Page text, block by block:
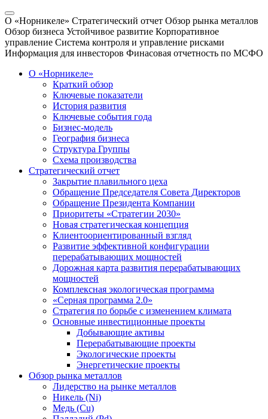
О «Норникеле» Стратегический отчет Обзор рынка металлов
Обзор бизнеса Устойчивое развитие Корпоративное
управление Система контроля и управление рисками
Информация для инвесторов Финасовая отчетность по МСФО
О «Норникеле»
Краткий обзор
Ключевые показатели
История развития
Ключевые события года
Бизнес-модель
География бизнеса
Структура Группы
Схема производства
Стратегический отчет
Закрытие плавильного цеха
Обращение Председателя Совета Директоров
Обращение Президента Компании
Приоритеты «Стратегии 2030»
Новая стратегическая концепция
Клиентоориентированный взгляд
Развитие эффективной конфигурации
перерабатывающих мощностей
Дорожная карта развития перерабатывающих
мощностей
Комплексная экологическая программа
«Серная программа 2.0»
Стратегия по борьбе с изменением климата
Основные инвестиционные проекты
Добывающие активы
Перерабатывающие проекты
Экологические проекты
Энергетические проекты
Обзор рынка металлов
Лидерство на рынке металлов
Никель (Ni)
Медь (Cu)